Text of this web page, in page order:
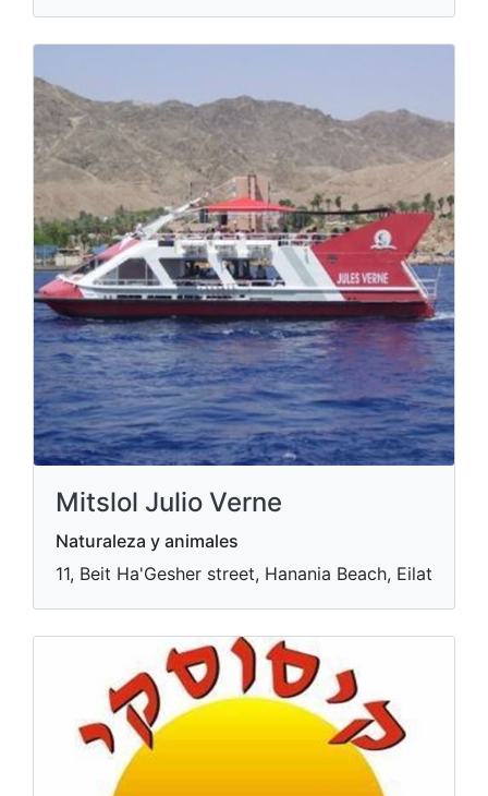
Mitslol Julio Verne
Naturaleza y animales
11, Beit Ha'Gesher street, Hanania Beach, Eilat